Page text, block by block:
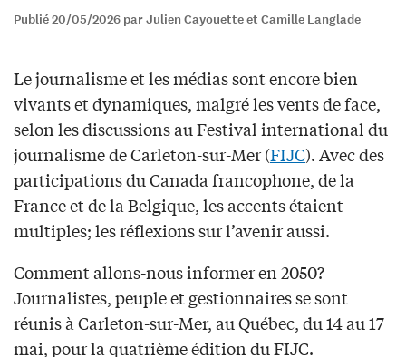
Publié 20/05/2026 par Julien Cayouette et Camille Langlade
Le journalisme et les médias sont encore bien
vivants et dynamiques, malgré les vents de face,
selon les discussions au Festival international du
journalisme de Carleton-sur-Mer (FIJC). Avec des
participations du Canada francophone, de la
France et de la Belgique, les accents étaient
multiples; les réflexions sur l’avenir aussi.
Comment allons-nous informer en 2050?
Journalistes, peuple et gestionnaires se sont
réunis à Carleton-sur-Mer, au Québec, du 14 au 17
mai, pour la quatrième édition du FIJC.